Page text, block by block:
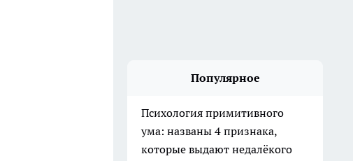
Популярное
Психология примитивного
ума: названы 4 признака,
которые выдают недалёкого